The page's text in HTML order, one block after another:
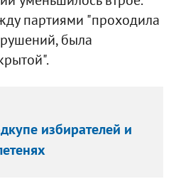
партиями "проходила
была
избирателей и